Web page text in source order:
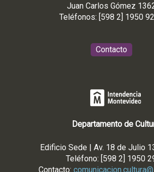
Juan Carlos Gómez
Teléfonos: [598 2] 1950
Contacto
Departamento de
Edificio Sede | Av. 18 de Julio
Teléfono: [598 2] 1950
Contacto: